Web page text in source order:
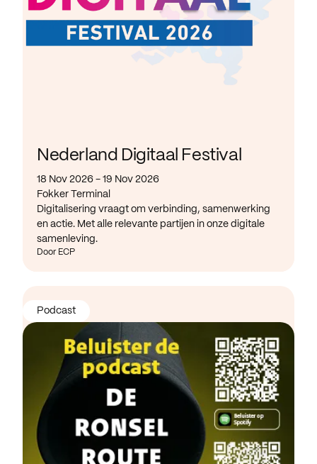
Nederland Digitaal Festival
18 Nov 2026 - 19 Nov 2026
Fokker Terminal
Digitalisering vraagt om verbinding, samenwerking
en actie. Met alle relevante partijen in onze digitale
samenleving.
Door ECP
Podcast